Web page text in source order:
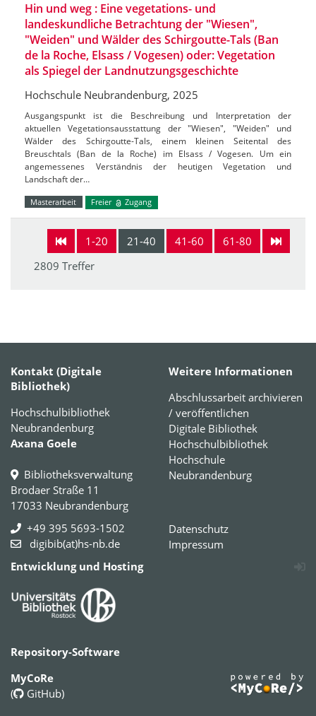
Hin und weg : Eine vegetations- und
landeskundliche Betrachtung der "Wiesen",
"Weiden" und Wälder des Schirgoutte-Tals (Ban
de la Roche, Elsass / Vogesen) oder: Vegetation
als Spiegel der Landnutzungsgeschichte
Hochschule Neubrandenburg, 2025
Ausgangspunkt ist die Beschreibung und Interpretation der
aktuellen Vegetationsausstattung der "Wiesen", "Weiden" und
Wälder des Schirgoutte-Tals, einem kleinen Seitental des
Breuschtals (Ban de la Roche) im Elsass / Vogesen. Um ein
angemessenes Verständnis der heutigen Vegetation und
Landschaft der…
Masterarbeit Freier Zugang
1-20 21-40 41-60
61-80
2809 Treffer
Kontakt (Digitale
Bibliothek)
Hochschulbibliothek
Neubrandenburg
Axana Goele
Bibliotheksverwaltung
Brodaer Straße 11
17033 Neubrandenburg
+49 395 5693-1502
digibib(at)hs-nb.de
Weitere Informationen
Abschlussarbeit archivieren
/ veröffentlichen
Digitale Bibliothek
Hochschulbibliothek
Hochschule
Neubrandenburg
Datenschutz
Impressum
Entwicklung und Hosting
Repository-Software
MyCoRe
(
GitHub)